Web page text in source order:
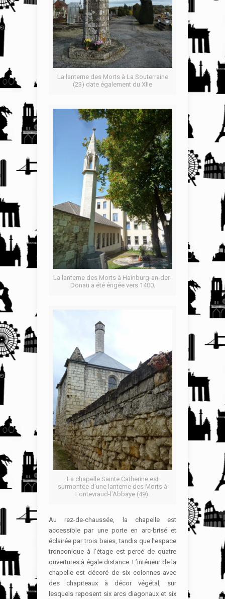
La lanterne des Morts à La Souterraine
(23) date également du XIIe
La lanterne des Morts à Hainburg-an-der-
Donau a été érigée vers 1400.
La chapelle Sainte Catherine est
surmontée d’une lanterne des Morts à
Fontevraud-l’Abbaye (49).
Au rez-de-chaussée, la chapelle est
accessible par une porte en arc-brisé et
éclairée par trois baies, tandis que l’espace
tronconique à l’étage est percé de quatre
ouvertures à égale distance. L’intérieur de la
chapelle est décoré de six colonnes avec
des chapiteaux à décor végétal, sur
lesquels reposent six arcs diagonaux et six